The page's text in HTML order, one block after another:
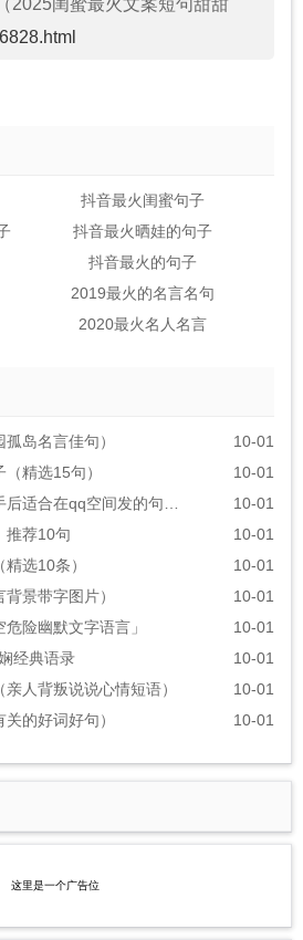
抖音最火闺蜜句子
抖音最火晒娃的句子
抖音最火的句子
2019最火的名言名句
2020最火名人名言
岛名言佳句）
10-01
精选15句）
10-01
10-01
推荐10句
10-01
选10条）
10-01
景带字图片）
10-01
险幽默文字语言」
10-01
经典语录
10-01
人背叛说说心情短语）
10-01
的好词好句）
10-01
这里是一个广告位